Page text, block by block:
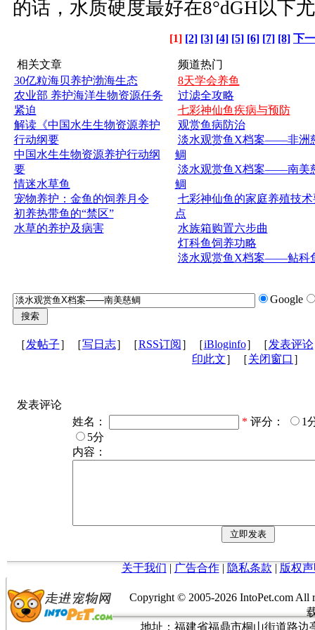
的话，水质硬度最好在8°dGH以下
[1] [2] [3] [4] [5] [6] [7] [8] 下
相关文章
30亿粒海贝养护渤海生态
农业部 养护海洋生物资源任务
紧迫
解读《中国水生生物资源养护
行动纲要
中国水生生物资源养护行动纲
要
情迷水草鱼
宠物养护：金鱼的饲养月令
初养热带鱼的“禁区”
水草的养护及病害
频道热门
8天学会养鱼
过滤全攻略
七彩神仙鱼疾病与预防
观赏鱼病防治
淡水观赏鱼X档案——非洲
鲷
淡水观赏鱼X档案——南美
鲷
七彩神仙鱼的家庭养殖技术
点
水族箱购置六步曲
灯科鱼饲养功略
淡水观赏鱼X档案——鲇科
Google
［发帖子］［写日志］［RSS订阅 ］［iBloginfo］［发表评论
印此文］［关闭窗口 ］
发表评论
姓名：
* 评分：
1
5分
内容：
关于我们 | 广告合作| 隐私条款 | 版权
Copyright © 2005-2026 IntoPet.com
地址：福建省福鼎市桐山街道路边